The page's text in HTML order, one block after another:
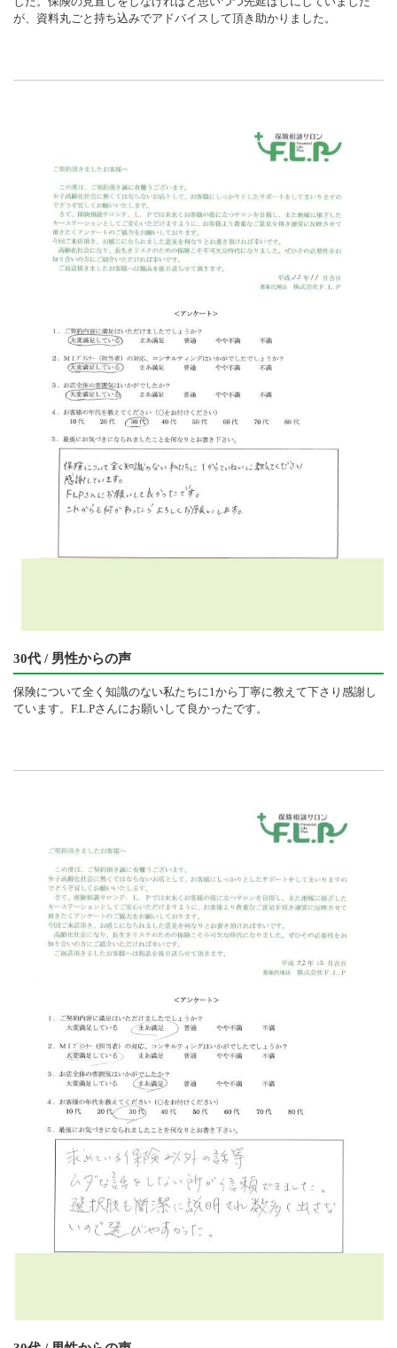
が、資料丸ごと持ち込みでアドバイスして頂き助かりました。
30代 / 男性からの声
保険について全く知識のない私たちに1から丁寧に教えて下さり感謝し
ています。F.L.Pさんにお願いして良かったです。